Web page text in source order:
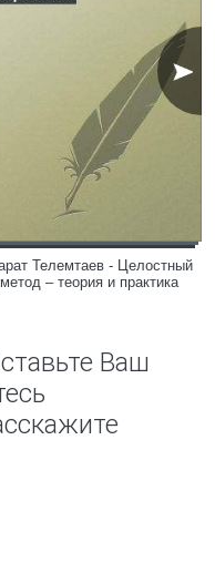
Телемтаев - Целостный
метод – теория и практика
Ваш